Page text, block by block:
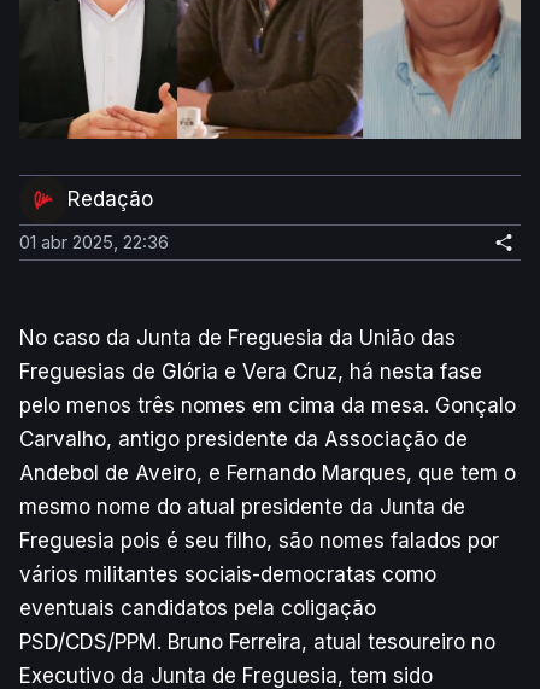
Redação
01 abr 2025, 22:36
No caso da Junta de Freguesia da União das
Freguesias de Glória e Vera Cruz, há nesta fase
pelo menos três nomes em cima da mesa. Gonçalo
Carvalho, antigo presidente da Associação de
Andebol de Aveiro, e Fernando Marques, que tem o
mesmo nome do atual presidente da Junta de
Freguesia pois é seu filho, são nomes falados por
vários militantes sociais-democratas como
eventuais candidatos pela coligação
PSD/CDS/PPM. Bruno Ferreira, atual tesoureiro no
Executivo da Junta de Freguesia, tem sido